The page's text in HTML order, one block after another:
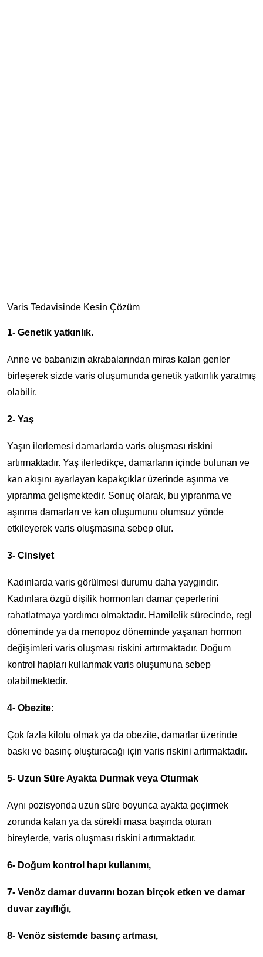
Varis Tedavisinde Kesin Çözüm
1- Genetik yatkınlık.
Anne ve babanızın akrabalarından miras kalan genler
birleşerek sizde varis oluşumunda genetik yatkınlık yaratmış
olabilir.
2- Yaş
Yaşın ilerlemesi damarlarda varis oluşması riskini
artırmaktadır. Yaş ilerledikçe, damarların içinde bulunan ve
kan akışını ayarlayan kapakçıklar üzerinde aşınma ve
yıpranma gelişmektedir. Sonuç olarak, bu yıpranma ve
aşınma damarları ve kan oluşumunu olumsuz yönde
etkileyerek varis oluşmasına sebep olur.
3- Cinsiyet
Kadınlarda varis görülmesi durumu daha yaygındır.
Kadınlara özgü dişilik hormonları damar çeperlerini
rahatlatmaya yardımcı olmaktadır. Hamilelik sürecinde, regl
döneminde ya da menopoz döneminde yaşanan hormon
değişimleri varis oluşması riskini artırmaktadır. Doğum
kontrol hapları kullanmak varis oluşumuna sebep
olabilmektedir.
4- Obezite:
Çok fazla kilolu olmak ya da obezite, damarlar üzerinde
baskı ve basınç oluşturacağı için varis riskini artırmaktadır.
5- Uzun Süre Ayakta Durmak veya Oturmak
Aynı pozisyonda uzun süre boyunca ayakta geçirmek
zorunda kalan ya da sürekli masa başında oturan
bireylerde, varis oluşması riskini artırmaktadır.
6- Doğum kontrol hapı kullanımı,
7- Venöz damar duvarını bozan birçok etken ve damar
duvar zayıflığı,
8- Venöz sistemde basınç artması,